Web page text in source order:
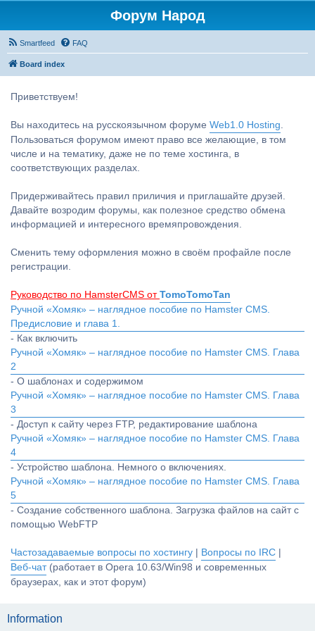
Форум Народ
Smartfeed FAQ
Board index
Приветствуем!
Вы находитесь на русскоязычном форуме Web1.0 Hosting.
Пользоваться форумом имеют право все желающие, в том
числе и на тематику, даже не по теме хостинга, в
соответствующих разделах.
Придерживайтесь правил приличия и приглашайте друзей.
Давайте возродим форумы, как полезное средство обмена
информацией и интересного времяпровождения.
Сменить тему оформления можно в своём профайле после
регистрации.
Руководство по HamsterCMS от TomoTomoTan
Ручной «Хомяк» – наглядное пособие по Hamster CMS.
Предисловие и глава 1.
- Как включить
Ручной «Хомяк» – наглядное пособие по Hamster CMS. Глава
2
- О шаблонах и содержимом
Ручной «Хомяк» – наглядное пособие по Hamster CMS. Глава
3
- Доступ к сайту через FTP, редактирование шаблона
Ручной «Хомяк» – наглядное пособие по Hamster CMS. Глава
4
- Устройство шаблона. Немного о включениях.
Ручной «Хомяк» – наглядное пособие по Hamster CMS. Глава
5
- Создание собственного шаблона. Загрузка файлов на сайт с
помощью WebFTP
Частозадаваемые вопросы по хостингу Вопросы по IRC
Веб-чат(работает в Opera 10.63/Win98 и современных
браузерах, как и этот форум)
Information